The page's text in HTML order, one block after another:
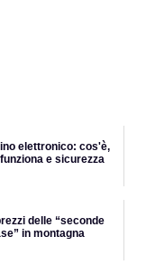
elettronico: cos'è,
e sicurezza
delle “seconde
in montagna